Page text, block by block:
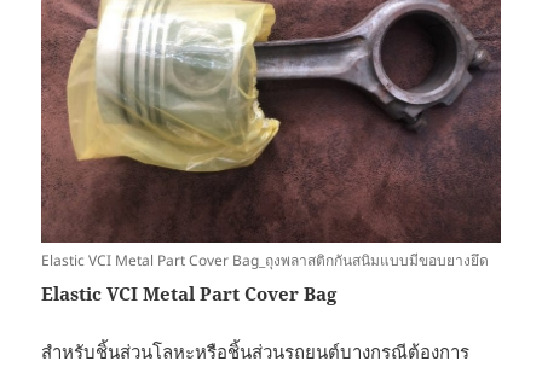
Elastic VCI Metal Part Cover Bag_ถุงพลาสติกกันสนิมแบบมีขอบยางยึด
Elastic VCI Metal Part Cover Bag
สำหรับชิ้นส่วนโลหะหรือชิ้นส่วนรถยนต์บางกรณีต้องการ